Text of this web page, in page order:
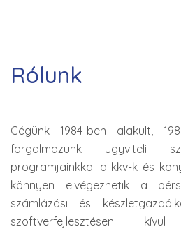
Rólunk
Cégünk 1984-ben alakult,
forgalmazunk ügyviteli
programjainkkal a kkv-k és
könnyen elvégezhetik a
számlázási és
szoftverfejlesztésen